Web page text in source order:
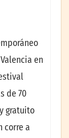
en
de 70
gratuito
corre a